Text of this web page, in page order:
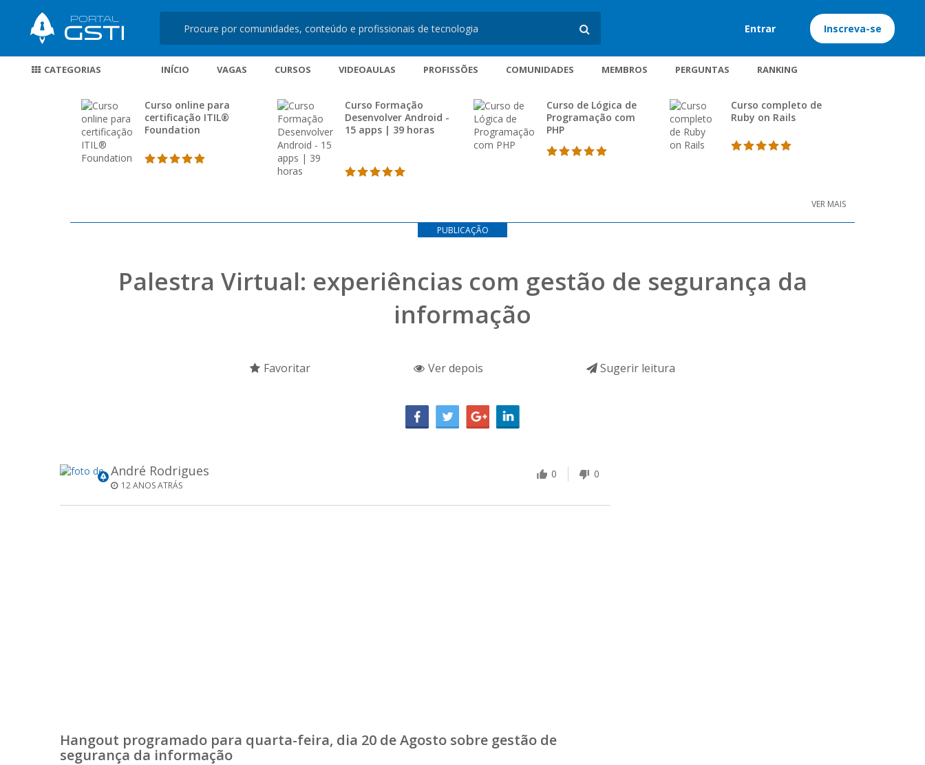
Entrar Inscreva-se
CATEGORIAS INÍCIO VAGAS CURSOS VIDEOAULAS PROFISSÕES COMUNIDADES MEMBROS PERGUNTAS RANKING
Curso online para
certificação ITIL®
Foundation
Curso Formação
Desenvolver Android -
15 apps | 39 horas
Curso de Lógica de
Programação com
PHP
Curso completo de
Ruby on Rails
VER MAIS
PUBLICAÇÃO
Palestra Virtual: experiências com gestão de segurança da
informação
Favoritar Ver depois Sugerir leitura
André Rodrigues
12 ANOS ATRÁS
0 0
Hangout programado para quarta-feira, dia 20 de Agosto sobre gestão de
segurança da informação